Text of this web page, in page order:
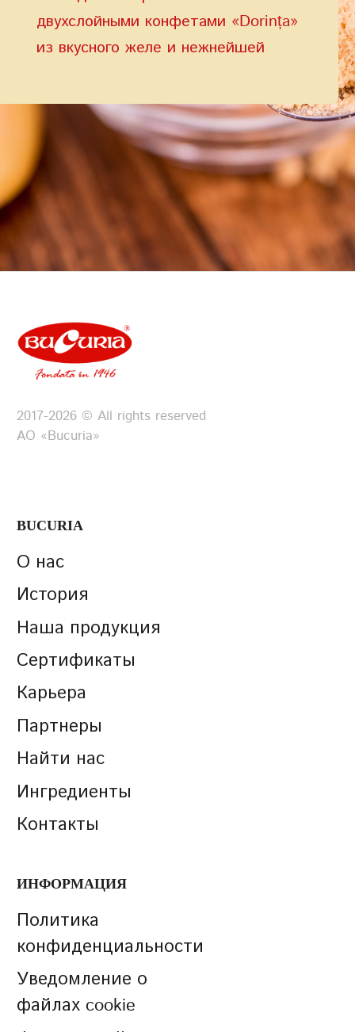
двухслойными конфетами «Dorința»
из вкусного желе и нежнейшей
или конфетами «Inspirația» с
желейным корпусом с фруктовыми
ароматами.
2017-2026 © All rights reserved
АО «Bucuria»
BUCURIA
О нас
История
Наша продукция
Сертификаты
Карьера
Партнеры
Найти нас
Ингредиенты
Контакты
ИНФОРМАЦИЯ
Политика
конфиденциальности
Уведомление о
файлах cookie